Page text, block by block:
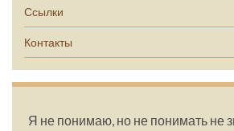
Ссылки
Контакты
Я не понимаю, но не понимать не